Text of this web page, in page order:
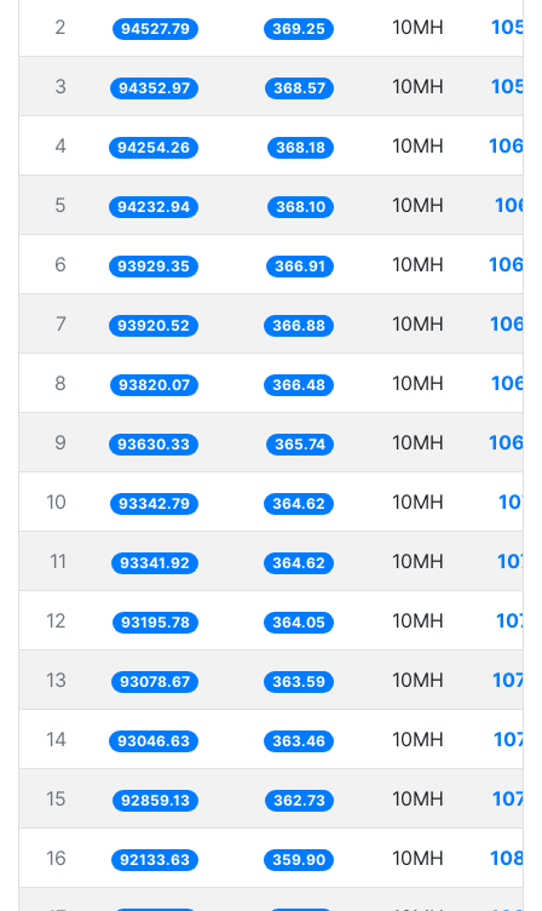
2 94527.79 369.25 10MH
3 94352.97 368.57 10MH
4 94254.26 368.18 10MH
5 94232.94 368.10 10MH
6 93929.35 366.91 10MH
7 93920.52 366.88 10MH
8 93820.07 366.48 10MH
9 93630.33 365.74 10MH
10 93342.79 364.62 10MH
11 93341.92 364.62 10MH
12 93195.78 364.05 10MH
13 93078.67 363.59 10MH
14 93046.63 363.46 10MH
15 92859.13 362.73 10MH
16 92133.63 359.90 10MH